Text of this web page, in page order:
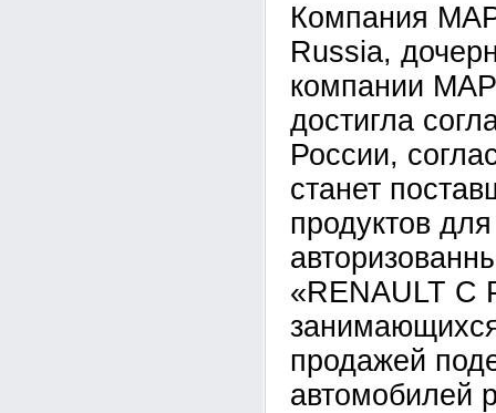
Компания
Russia,
компании
достигла
России,
станет
продуктов
«RENAULT
продажей
автомобилей